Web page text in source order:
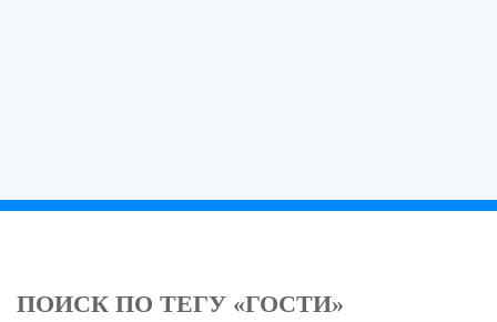
ПОИСК ПО ТЕГУ «ГОСТИ»